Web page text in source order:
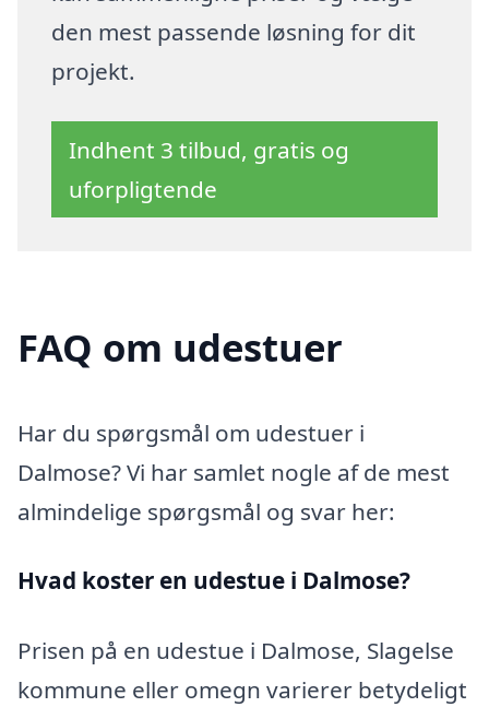
den mest passende løsning for dit
projekt.
Indhent 3 tilbud, gratis og
uforpligtende
FAQ om udestuer
Har du spørgsmål om udestuer i
Dalmose? Vi har samlet nogle af de mest
almindelige spørgsmål og svar her:
Hvad koster en udestue i Dalmose?
Prisen på en udestue i Dalmose, Slagelse
kommune eller omegn varierer betydeligt